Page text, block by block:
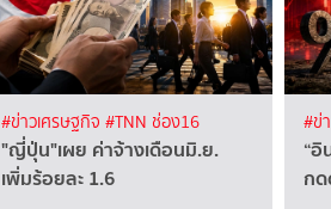
#ข่าวเศรษฐกิจ #TNN ช่อง16
"ญี่ปุ่น"เผย ค่าจ้างเดือนมิ.ย.
เพิ่มร้อยละ 1.6
#ข่
“อิ
กด